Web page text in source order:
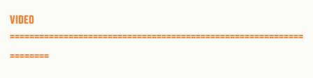
VIDEO
============================================================
========